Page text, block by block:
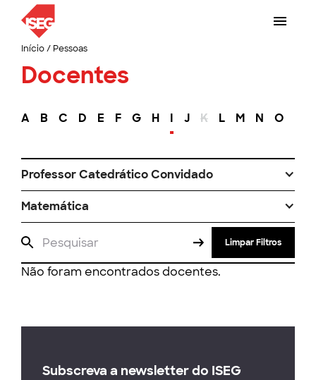
Início/ Pessoas
Docentes
A B C D E F G H I J K L M N O
Professor Catedrático Convidado
Matemática
Limpar Filtros
Não foram encontrados docentes.
Subscreva a newsletter do ISEG